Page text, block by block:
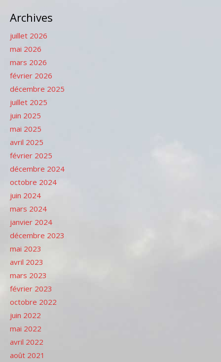
Archives
juillet 2026
mai 2026
mars 2026
février 2026
décembre 2025
juillet 2025
juin 2025
mai 2025
avril 2025
février 2025
décembre 2024
octobre 2024
juin 2024
mars 2024
janvier 2024
décembre 2023
mai 2023
avril 2023
mars 2023
février 2023
octobre 2022
juin 2022
mai 2022
avril 2022
août 2021